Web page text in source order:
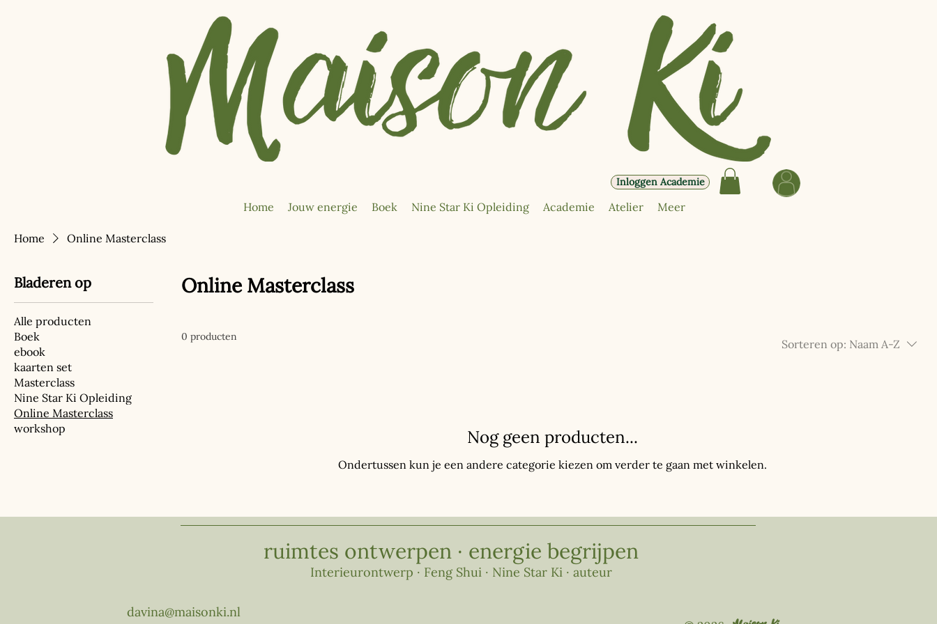
Inloggen Academie
Home Jouw energie Boek Nine Star Ki Opleiding Academie Atelier Meer
Home Online Masterclass
Bladeren op
Alle producten
Boek
ebook
kaarten set
Masterclass
Nine Star Ki Opleiding
Online Masterclass
workshop
Online Masterclass
0 producten
Sorteren op: Naam A-Z
Nog geen producten...
Ondertussen kun je een andere categorie kiezen om verder te gaan met winkelen.
ruimtes ontwerpen · energie begrijpen
Interieurontwerp · Feng Shui · Nine Star Ki · auteur
davina@maisonki.nl